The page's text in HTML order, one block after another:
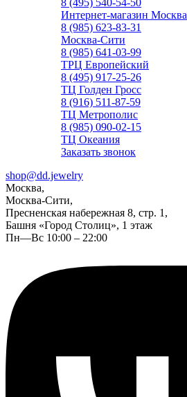
8 (495) 540-54-50
Интернет-магазин Москва
8 (985) 623-83-31
Москва-Сити
8 (985) 641-03-99
ТРЦ Европейский
8 (495) 917-25-26
ТЦ Голден Гросс
8 (916) 511-87-59
ТЦ Метрополис
8 (985) 090-02-15
ТЦ Океания
Заказать звонок
shop@dd.jewelry
Москва,
Москва-Сити,
Пресненская набережная 8, стр. 1,
Башня «Город Столиц», 1 этаж
Пн—Вс 10:00 – 22:00